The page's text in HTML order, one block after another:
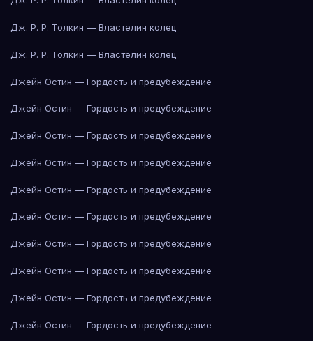
Дж. Р. Р. Толкин — Властелин колец
Дж. Р. Р. Толкин — Властелин колец
Джейн Остин — Гордость и предубеждение
Джейн Остин — Гордость и предубеждение
Джейн Остин — Гордость и предубеждение
Джейн Остин — Гордость и предубеждение
Джейн Остин — Гордость и предубеждение
Джейн Остин — Гордость и предубеждение
Джейн Остин — Гордость и предубеждение
Джейн Остин — Гордость и предубеждение
Джейн Остин — Гордость и предубеждение
Джейн Остин — Гордость и предубеждение